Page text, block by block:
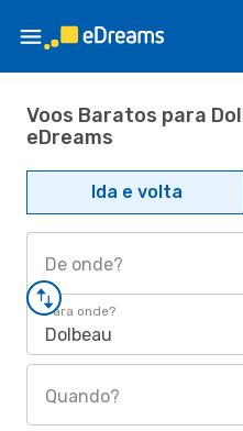
Voos Baratos para
eDreams
Ida e volta
De onde?
Para onde?
Dolbeau
Quando?